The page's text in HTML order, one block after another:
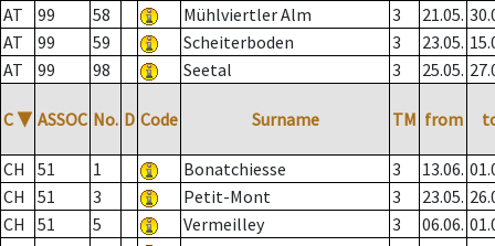
AT
99 58 Mühlviertler Alm 3 21.05.
AT
99 59 Scheiterboden 3 23.05.
AT
99 98 Seetal 3 25.05.
C ▼ ASSOC No. D Code Surname TM from
CH 51 1 Bonatchiesse 3 13.06.
CH
51 3 Petit-Mont 3 23.05.
CH
51 5 Vermeilley 3 06.06.